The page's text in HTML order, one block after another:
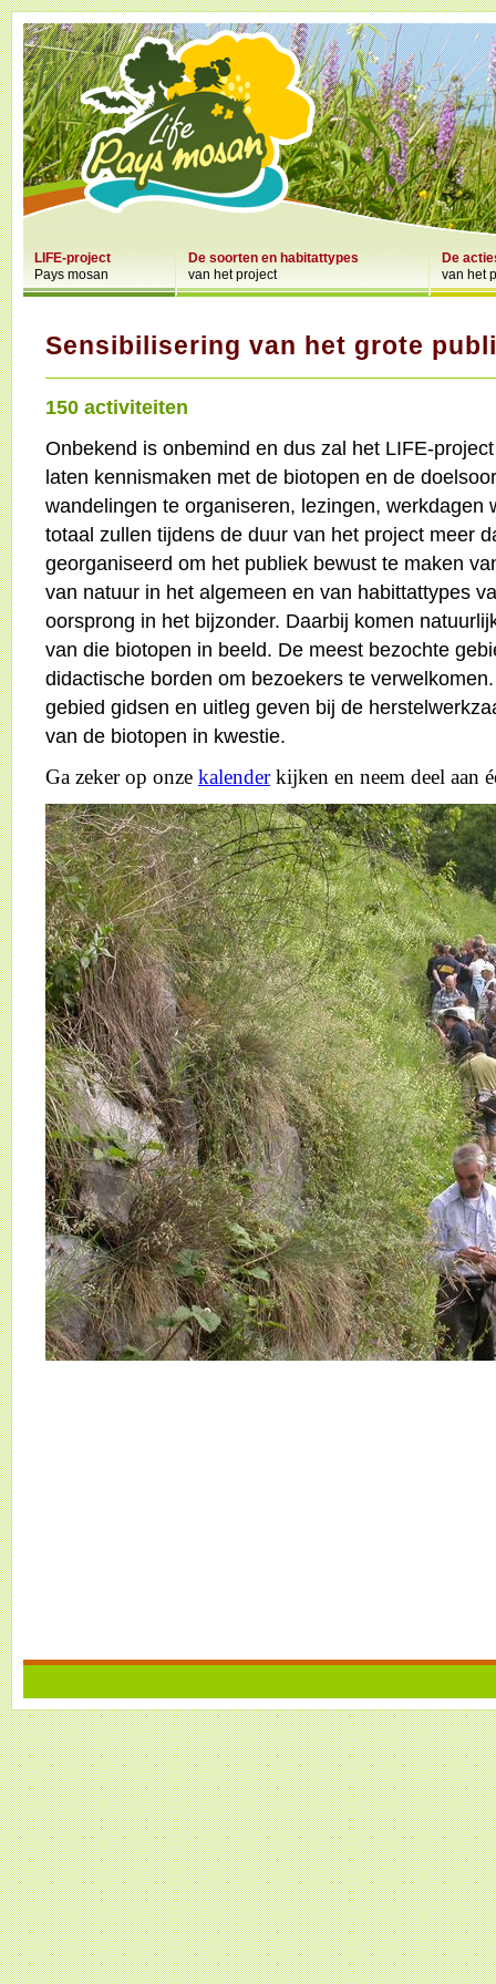
LIFE-project
Pays mosan
De soorten en habitattypes
van het project
De
van het
Sensibilisering van het grote
150 activiteiten
Onbekend is onbemind en dus zal het LIFE-
laten kennismaken met de biotopen en de
wandelingen te organiseren, lezingen, werkdagen
totaal zullen tijdens de duur van het project meer
georganiseerd om het publiek bewust te maken
van natuur in het algemeen en van habittattypes
oorsprong in het bijzonder. Daarbij komen
van die biotopen in beeld. De meest bezochte
didactische borden om bezoekers te
gebied gidsen en uitleg geven bij de
van de biotopen in kwestie.
Ga zeker op onze kalenderkijken en neem deel aan